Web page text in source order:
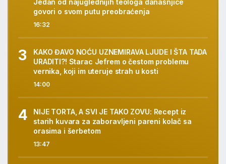
16:32
Jedan od najuglednijih teologa današnjice
govori o svom putu preobraćenja
14:00
KAKO ĐAVO NOĆU UZNEMIRAVA LJUDE I ŠTA TADA
URADITI?! Starac Jefrem o čestom problemu
vernika, koji im uteruje strah u kosti
13:47
NIJE TORTA, A SVI JE TAKO ZOVU: Recept iz
starih kuvara za zaboravljeni pareni kolač sa
orasima i šerbetom